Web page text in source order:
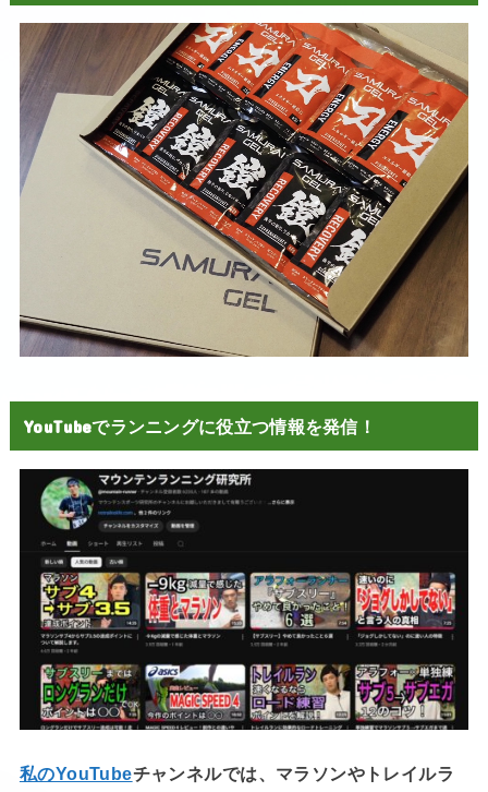
YouTubeでランニングに役立つ情報を発信！
私のYouTubeチャンネルでは、マラソンやトレイルラ